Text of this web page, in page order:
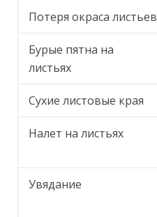
Потеря окраса листьев
Бурые пятна на
листьях
Сухие листовые края
Налет на листьях
Увядание